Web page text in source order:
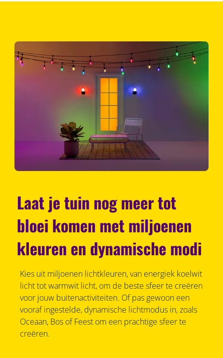
Laat je tuin nog meer tot
bloei komen met miljoenen
kleuren en dynamische modi
Kies uit miljoenen lichtkleuren, van energiek koelwit
licht tot warmwit licht, om de beste sfeer te creëren
voor jouw buitenactiviteiten. Of pas gewoon een
vooraf ingestelde, dynamische lichtmodus in, zoals
Oceaan, Bos of Feest om een prachtige sfeer te
creëren.